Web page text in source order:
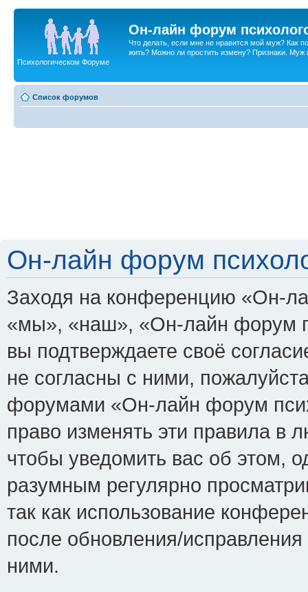
Он-лайн форум
Что делать, если мне не нравится мой муж? Как
жить? Можно ли простить измену? Признаки. Муж
Психологическом Форуме
Список форумов
Он-лайн форум
Заходя на конференцию «Он-
«мы», «наш», «Он-лайн форум
вы подтверждаете своё
не согласны с ними,
форумами «Он-лайн форум
право изменять эти правила в
чтобы уведомить вас об этом,
разумным регулярно
так как использование
после обновления/
ними.